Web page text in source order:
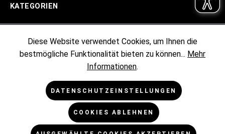
KATEGORIEN
KUNDENINFORMATIONEN
RECHTLICHES
Diese Website verwendet Cookies, um Ihnen die
bestmögliche Funktionalität bieten zu können... Mehr
Informationen.
DATENSCHUTZEINSTELLUNGEN
COOKIES ABLEHNEN